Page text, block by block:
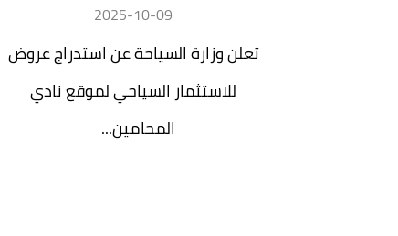
2025-10-09
تعلن وزارة السياحة عن استدراج عروض
للاستثمار السياحي لموقع نادي
المحامين...